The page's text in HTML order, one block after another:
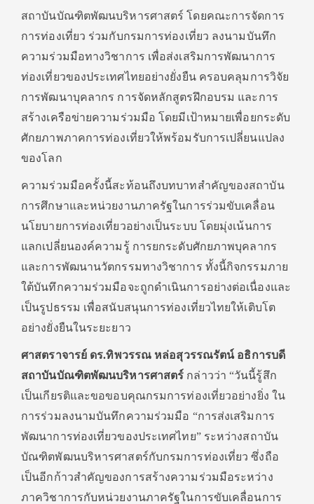
สถาบันบัณฑิตพัฒนบริหารศาสตร์ โดยคณะการจัดการ
การท่องเที่ยว ร่วมกับกรมการท่องเที่ยว ลงนามบันทึก
ความร่วมมือทางวิชาการ เพื่อส่งเสริมการพัฒนาการ
ท่องเที่ยวของประเทศไทยอย่างยั่งยืน ครอบคลุมการวิจัย
การพัฒนาบุคลากร การจัดหลักสูตรฝึกอบรม และการ
สร้างเครือข่ายความร่วมมือ โดยมีเป้าหมายเพื่อยกระดับ
ศักยภาพภาคการท่องเที่ยวให้พร้อมรับการเปลี่ยนแปลง
ของโลก
ความร่วมมือครั้งนี้สะท้อนถึงบทบาทสำคัญของสถาบัน
การศึกษาและหน่วยงานภาครัฐในการร่วมขับเคลื่อน
นโยบายการท่องเที่ยวอย่างเป็นระบบ โดยมุ่งเน้นการ
แลกเปลี่ยนองค์ความรู้ การยกระดับศักยภาพบุคลากร
และการพัฒนานวัตกรรมทางวิชาการ ทั้งนี้กิจกรรมภาย
ใต้บันทึกความร่วมมือจะถูกดำเนินการอย่างต่อเนื่องและ
เป็นรูปธรรม เพื่อสนับสนุนการท่องเที่ยวไทยให้เติบโต
อย่างยั่งยืนในระยะยาว
ศาสตราจารย์ ดร.ทิพวรรณ หล่อสุวรรณรัตน์ อธิการบดี
สถาบันบัณฑิตพัฒนบริหารศาสตร์ กล่าวว่า “วันนี้รู้สึก
เป็นเกียรติและขอขอบคุณกรมการท่องเที่ยวอย่างยิ่ง ใน
การร่วมลงนามบันทึกความร่วมมือ “การส่งเสริมการ
พัฒนาการท่องเที่ยวของประเทศไทย” ระหว่างสถาบัน
บัณฑิตพัฒนบริหารศาสตร์กับกรมการท่องเที่ยว ซึ่งถือ
เป็นอีกก้าวสำคัญของการสร้างความร่วมมือระหว่าง
ภาควิชาการกับหน่วยงานภาครัฐในการขับเคลื่อนการ